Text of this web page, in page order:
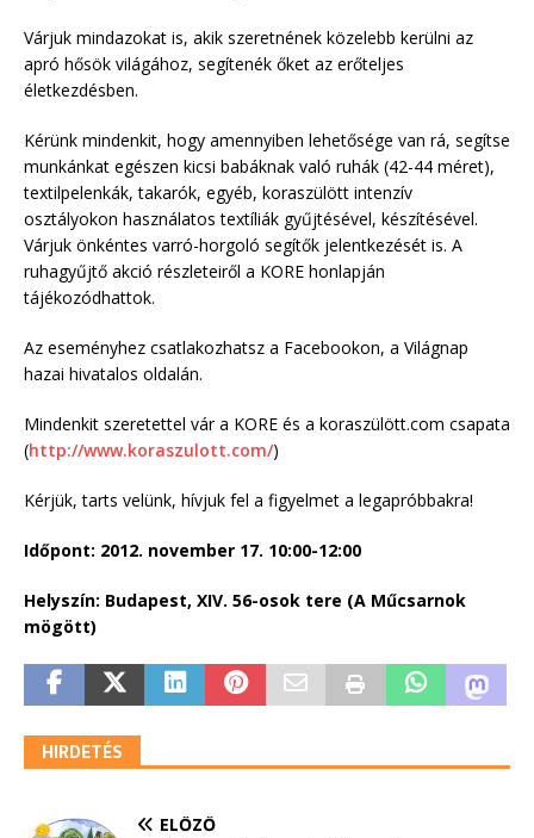
Várjuk mindazokat is, akik szeretnének közelebb kerülni az
apró hősök világához, segítenék őket az erőteljes
életkezdésben.
Kérünk mindenkit, hogy amennyiben lehetősége van rá, segítse
munkánkat egészen kicsi babáknak való ruhák (42-44 méret),
textilpelenkák, takarók, egyéb, koraszülött intenzív
osztályokon használatos textíliák gyűjtésével, készítésével.
Várjuk önkéntes varró-horgoló segítők jelentkezését is. A
ruhagyűjtő akció részleteiről a KORE honlapján
tájékozódhattok.
Az eseményhez csatlakozhatsz a Facebookon, a Világnap
hazai hivatalos oldalán.
Mindenkit szeretettel vár a KORE és a koraszülött.com csapata
(http://www.koraszulott.com/)
Kérjük, tarts velünk, hívjuk fel a figyelmet a legapróbbakra!
Időpont: 2012. november 17. 10:00-12:00
Helyszín: Budapest, XIV. 56-osok tere (A Műcsarnok
mögött)
HIRDETÉS
ELŐZŐ